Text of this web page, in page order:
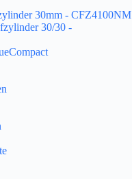
30mm - CFZ4100NM
30/30 -